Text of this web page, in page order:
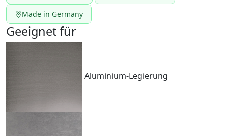
Made in Germany
Geeignet für
Aluminium-Legierung